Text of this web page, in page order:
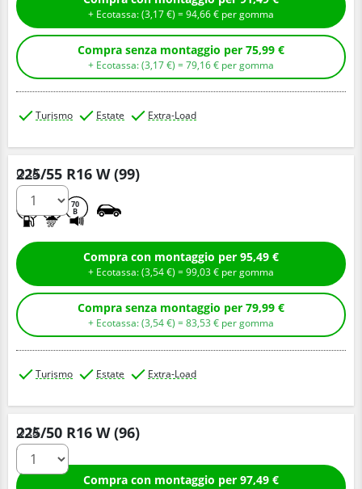
+ Ecotassa: (3,17€ ) =94,66€ per gomma
Compra senza montaggio per 75,99 €
+ Ecotassa: (3,17€ ) =79,16€ per gomma
Turismo Estate Extra-Load
225/55 R16 W (99)
70
B
Q.tà
Compra con montaggio per 95,49 €
+ Ecotassa: (3,54€ ) =99,03€ per gomma
Compra senza montaggio per 79,99 €
+ Ecotassa: (3,54€ ) =83,53 € per gomma
Turismo Estate Extra-Load
225/50 R16 W (96)
Q.tà
Compra con montaggio per 97,49 €